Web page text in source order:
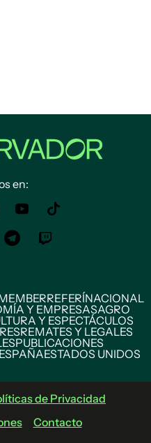
en:
REFERÍNACIONAL
Y EMPRESASAGRO
Y ESPECTÁCULOS
REMATES Y LEGALES
PUBLICACIONES
ESPAÑAESTADOS UNIDOS
de Privacidad
Contacto